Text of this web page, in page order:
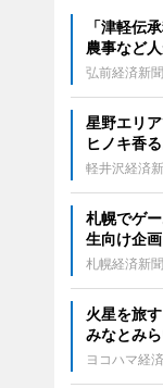
「津軽伝
農事など
弘前経済新聞
星野エリ
ヒノキ香
軽井沢経済
札幌でゲ
生向け企
札幌経済新聞
火星を旅
みなとみ
ヨコハマ経